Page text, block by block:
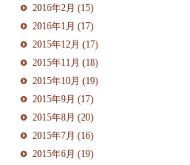
2016年2月 (15)
2016年1月 (17)
2015年12月 (17)
2015年11月 (18)
2015年10月 (19)
2015年9月 (17)
2015年8月 (20)
2015年7月 (16)
2015年6月 (19)